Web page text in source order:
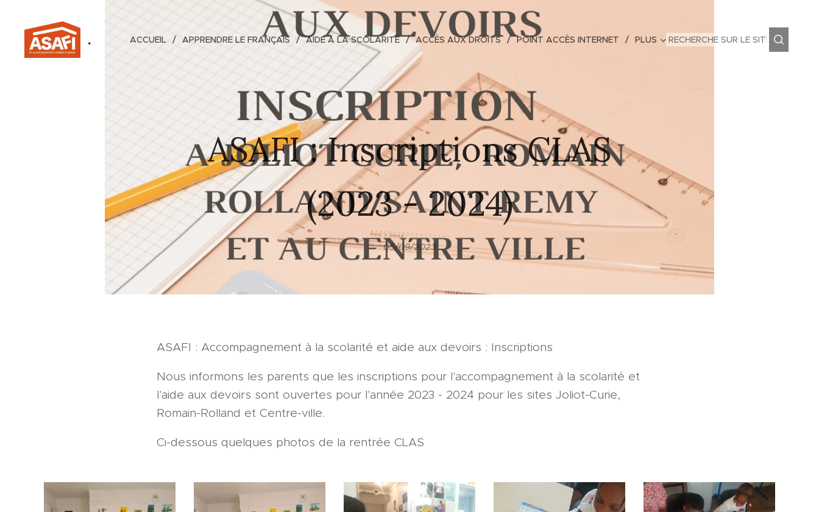
. ACCUEIL APPRENDRE LE FRANÇAIS AIDE À LA SCOLARITÉ ACCÈS AUX DROITS POINT ACCÈS INTERNET PLUS
ASAFI : Inscriptions CLAS
(2023 - 2024)
05/09/2023
ASAFI : Accompagnement à la scolarité et aide aux devoirs : Inscriptions
Nous informons les parents que les inscriptions pour l'accompagnement à la scolarité et
l'aide aux devoirs sont ouvertes pour l'année 2023 - 2024 pour les sites Joliot-Curie,
Romain-Rolland et Centre-ville.
Ci-dessous quelques photos de la rentrée CLAS